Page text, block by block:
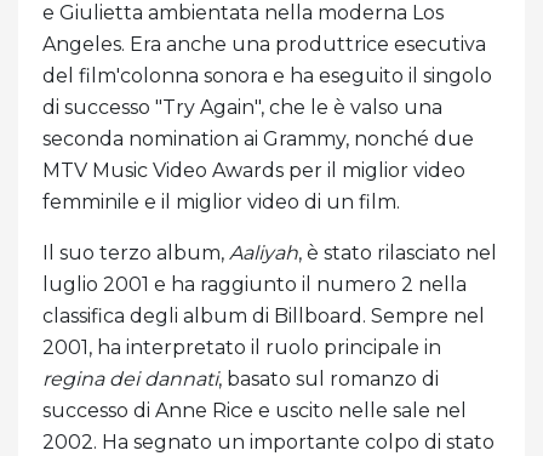
e Giulietta ambientata nella moderna Los
Angeles. Era anche una produttrice esecutiva
del film'colonna sonora e ha eseguito il singolo
di successo "Try Again", che le è valso una
seconda nomination ai Grammy, nonché due
MTV Music Video Awards per il miglior video
femminile e il miglior video di un film.
Il suo terzo album, Aaliyah, è stato rilasciato nel
luglio 2001 e ha raggiunto il numero 2 nella
classifica degli album di Billboard. Sempre nel
2001, ha interpretato il ruolo principale in
regina dei dannati, basato sul romanzo di
successo di Anne Rice e uscito nelle sale nel
2002. Ha segnato un importante colpo di stato